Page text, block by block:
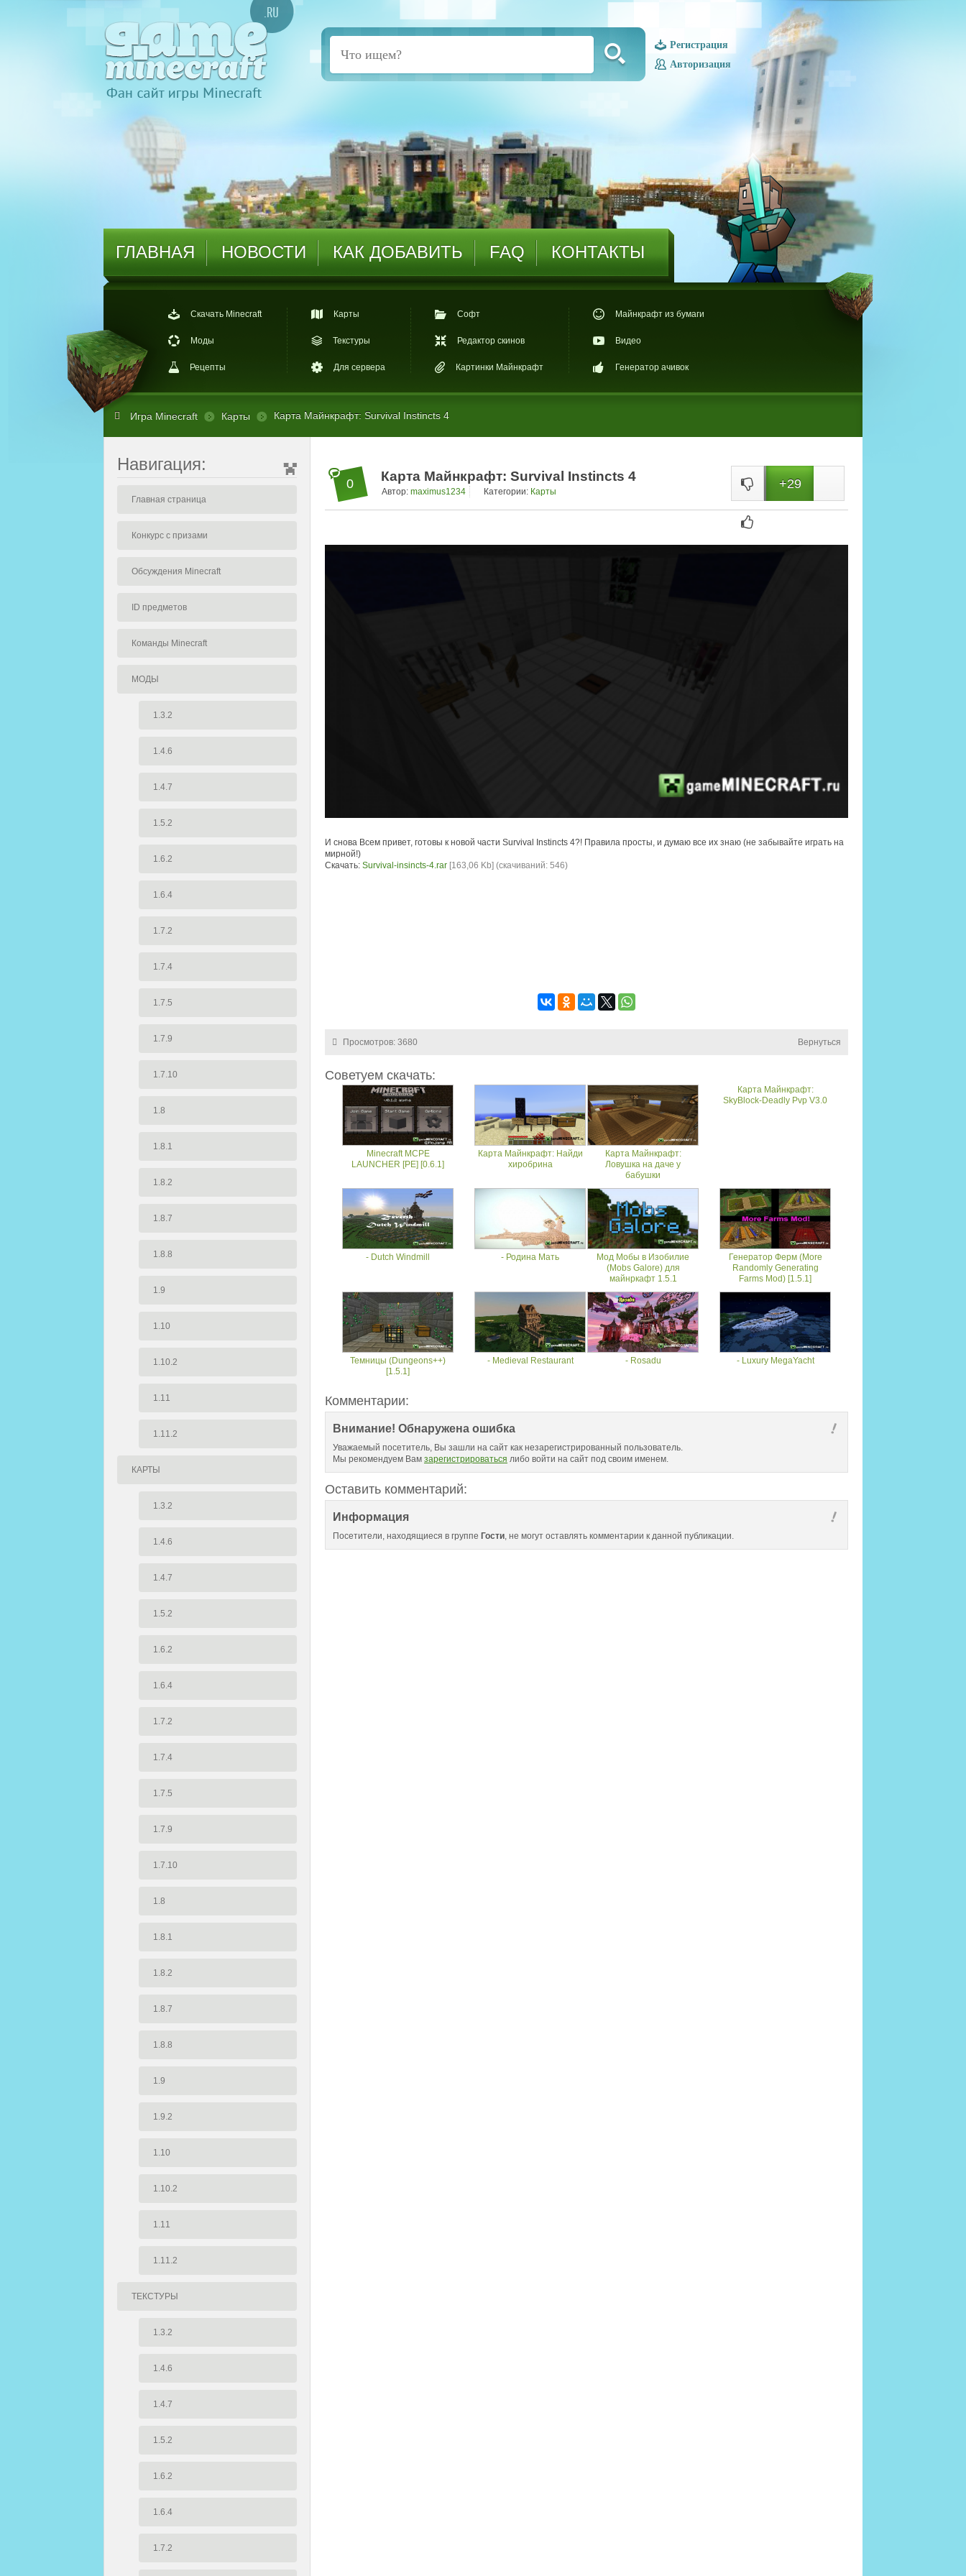
Регистрация
Авторизация
ГЛАВНАЯ НОВОСТИ КАК ДОБАВИТЬ FAQ КОНТАКТЫ
Скачать Minecraft
Моды
Рецепты
Карты
Текстуры
Для сервера
Софт
Редактор скинов
Картинки Майнкрафт
Майнкрафт из бумаги
Видео
Генератор ачивок
Игра Minecraft Карты Карта Майнкрафт: Survival Instincts 4
Навигация:
Главная страница
Конкурс с призами
Обсуждения Minecraft
ID предметов
Команды Minecraft
МОДЫ
1.3.2
1.4.6
1.4.7
1.5.2
1.6.2
1.6.4
1.7.2
1.7.4
1.7.5
1.7.9
1.7.10
1.8
1.8.1
1.8.2
1.8.7
1.8.8
1.9
1.10
1.10.2
1.11
1.11.2
КАРТЫ
1.3.2
1.4.6
1.4.7
1.5.2
1.6.2
1.6.4
1.7.2
1.7.4
1.7.5
1.7.9
1.7.10
1.8
1.8.1
1.8.2
1.8.7
1.8.8
1.9
1.9.2
1.10
1.10.2
1.11
1.11.2
ТЕКСТУРЫ
1.3.2
1.4.6
1.4.7
1.5.2
1.6.2
1.6.4
1.7.2
0 Карта Майнкрафт: Survival Instincts 4
Автор: maximus1234 Категории: Карты
+29
И снова Всем привет, готовы к новой части Survival Instincts 4?! Правила просты, и думаю все их знаю (не забывайте играть на
мирной!)
Скачать: Survival-insincts-4.rar [163,06 Kb] (cкачиваний: 546)
Просмотров: 3680 Вернуться
Советуем скачать:
Minecraft MCPE
LAUNCHER [PE] [0.6.1]
Карта Майнкрафт: Найди
хиробрина
Карта Майнкрафт:
Ловушка на даче у
бабушки
Карта Майнкрафт:
SkyBlock-Deadly Pvp V3.0
- Dutch Windmill - Родина Мать
Мод Мобы в Изобилие
(Mobs Galore) для
майнркафт 1.5.1
Генератор Ферм (More
Randomly Generating
Farms Mod) [1.5.1]
Темницы (Dungeons++)
[1.5.1]
- Medieval Restaurant - Rosadu - Luxury MegaYacht
Комментарии:
Внимание! Обнаружена ошибка
Уважаемый посетитель, Вы зашли на сайт как незарегистрированный пользователь.
Мы рекомендуем Вам зарегистрироваться либо войти на сайт под своим именем.
Оставить комментарий:
Информация
Посетители, находящиеся в группе Гости , не могут оставлять комментарии к данной публикации.